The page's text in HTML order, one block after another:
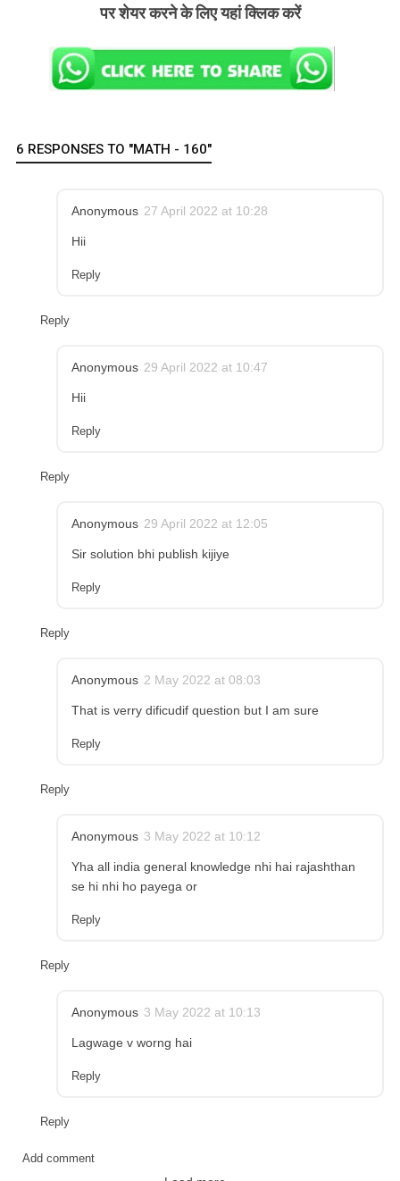
पर शेयर करने के लिए यहां क्लिक करें
6 RESPONSES TO "MATH - 160"
Anonymous 27 April 2022 at 10:28
Hii
Reply
Reply
Anonymous 29 April 2022 at 10:47
Hii
Reply
Reply
Anonymous 29 April 2022 at 12:05
Sir solution bhi publish kijiye
Reply
Reply
Anonymous 2 May 2022 at 08:03
That is verry dificudif question but I am sure
Reply
Reply
Anonymous 3 May 2022 at 10:12
Yha all india general knowledge nhi hai rajashthan
se hi nhi ho payega or
Reply
Reply
Anonymous 3 May 2022 at 10:13
Lagwage v worng hai
Reply
Reply
Add comment